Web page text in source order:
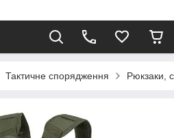
Тактичне спорядження Рюкзаки,